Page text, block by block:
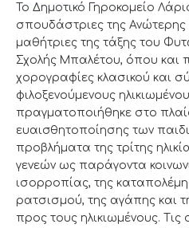
Το Δημοτικό Γηροκομείο
σπουδάστριες της Ανώτερης
μαθήτριες της τάξης του
Σχολής Μπαλέτου, όπου και
χορογραφίες κλασικού και
φιλοξενούμενους
πραγματοποιήθηκε στο
ευαισθητοποίησης των
προβλήματα της τρίτης
γενεών ως παράγοντα
ισορροπίας, της
ρατσισμού, της αγάπης και
προς τους ηλικιωμένους. Τις